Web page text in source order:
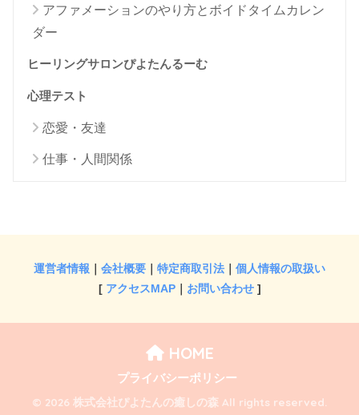
アファメーションのやり方とボイドタイムカレン
ダー
ヒーリングサロンぴよたんるーむ
心理テスト
恋愛・友達
仕事・人間関係
運営者情報 会社概要 特定商取引法
個人情報の取扱い
[ アクセスMAP｜ お問い合わせ]
HOME
プライバシーポリシー
© 2026 株式会社ぴよたんの癒しの森 All rights reserved.